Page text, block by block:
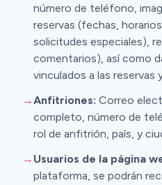
número de teléfono,
reservas (fechas,
solicitudes especiales),
comentarios), así como
vinculados a las reservas
→Anfitriones: Correo
completo, número de
rol de anfitrión, país, y
→ Usuarios de la página
plataforma, se podrán